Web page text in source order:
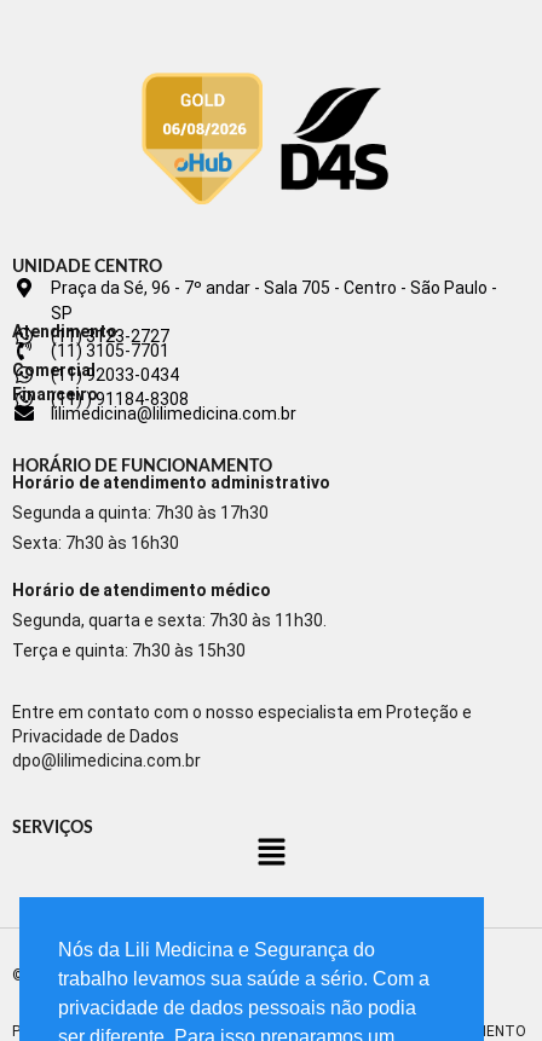
UNIDADE CENTRO
Praça da Sé, 96 - 7º andar - Sala 705 - Centro - São Paulo -
SP
Atendimento
(11) 3123-2727
(11) 3105-7701
Comercial
(11) 92033-0434
Financeiro
(11) ) 91184-8308
lilimedicina@lilimedicina.com.br
HORÁRIO DE FUNCIONAMENTO
Horário de atendimento administrativo
Segunda a quinta: 7h30 às 17h30
Sexta: 7h30 às 16h30
Horário de atendimento médico
Segunda, quarta e sexta: 7h30 às 11h30.
Terça e quinta: 7h30 às 15h30
Entre em contato com o nosso especialista em Proteção e
Privacidade de Dados
dpo@lilimedicina.com.br
SERVIÇOS
© Lili Medicina do Trabalho – Desenvolvimento:Transpiração
POLÍTICA DE PRIVACIDADE ORÇAMENTO
GUIA DE ENCAMINHAMENTO
Nós da Lili Medicina e Segurança do
trabalho levamos sua saúde a sério. Com a
privacidade de dados pessoais não podia
ser diferente. Para isso preparamos um